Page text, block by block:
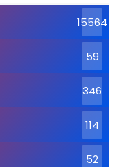
15564
59
346
114
52